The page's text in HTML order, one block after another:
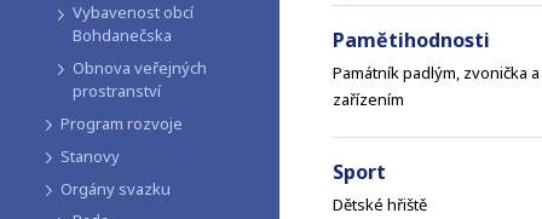
Vybavenost obcí
Bohdanečska
Obnova veřejných
prostranství
Program rozvoje
Stanovy
Orgány svazku
Pamětihodnosti
Památník padlým, zvonička
zařízením
Sport
Dětské hřiště